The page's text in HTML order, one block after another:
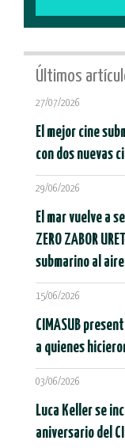
Últimos
27/07/2026
El mejor cine
con dos nuevas
29/06/2026
El mar vuelve a
ZERO ZABOR
submarino al
15/06/2026
CIMASUB
a quienes
03/06/2026
Luca Keller se
aniversario del